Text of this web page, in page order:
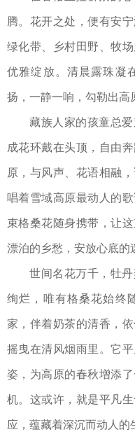
腾。花开之处，便有安
绿化带、乡村田野、牧
优雅绽放。清晨露珠凝
扬，一静一响，勾勒出高
藏族人家的孩童总
成花环戴在头顶，自由
原，与风声、花语相融
唱着雪域高原最动人的
束格桑花随身携带，让
漂泊的乡愁，安放心底的
世间名花万千，牡
绚烂，唯有格桑花始终
家，伴着奶茶的清香，
摇曳在清风烟雨里。它
姿，为高原的春秋增添
机。这或许，就是平凡
应，蕴藏着深沉而动人的